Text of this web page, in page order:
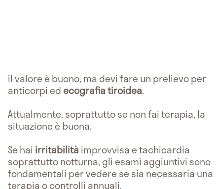
il valore è buono, ma devi fare un prelievo per
anticorpiedecografia tiroidea.
Attualmente, soprattutto se non fai terapia, la
situazione è buona.
Se hai irritabilità improvvisa e tachicardia
soprattutto notturna, gli esami aggiuntivi sono
fondamentali per vedere se sia necessaria una
terapia o controlli annuali.